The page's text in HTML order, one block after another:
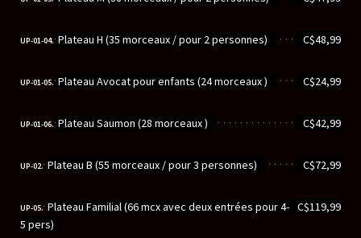
UP-01-04. C$48,99
Plateau H (35 morceaux / pour 2 personnes)
UP-01-05. C$24,99
Plateau Avocat pour enfants (24 morceaux )
UP-01-06. C$42,99
Plateau Saumon (28 morceaux )
UP-02. C$72,99
Plateau B (55 morceaux / pour 3 personnes)
UP-05. C$119,99
Plateau Familial (66 mcx avec deux entrées pour 4-
5 pers)